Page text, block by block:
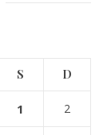
S D
1 2